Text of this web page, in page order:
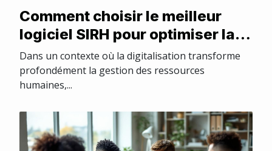
Comment choisir le meilleur
logiciel SIRH pour optimiser la
gestion des RH ?
Dans un contexte où la digitalisation transforme
profondément la gestion des ressources
humaines,...